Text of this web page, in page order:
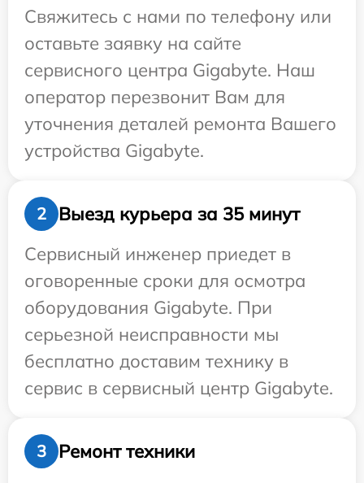
Свяжитесь с нами по телефону или
оставьте заявку на сайте
сервисного центра Gigabyte. Наш
оператор перезвонит Вам для
уточнения деталей ремонта Вашего
устройства Gigabyte.
2
Выезд курьера за 35 минут
Сервисный инженер приедет в
оговоренные сроки для осмотра
оборудования Gigabyte. При
серьезной неисправности мы
бесплатно доставим технику в
сервис в сервисный центр Gigabyte.
3
Ремонт техники